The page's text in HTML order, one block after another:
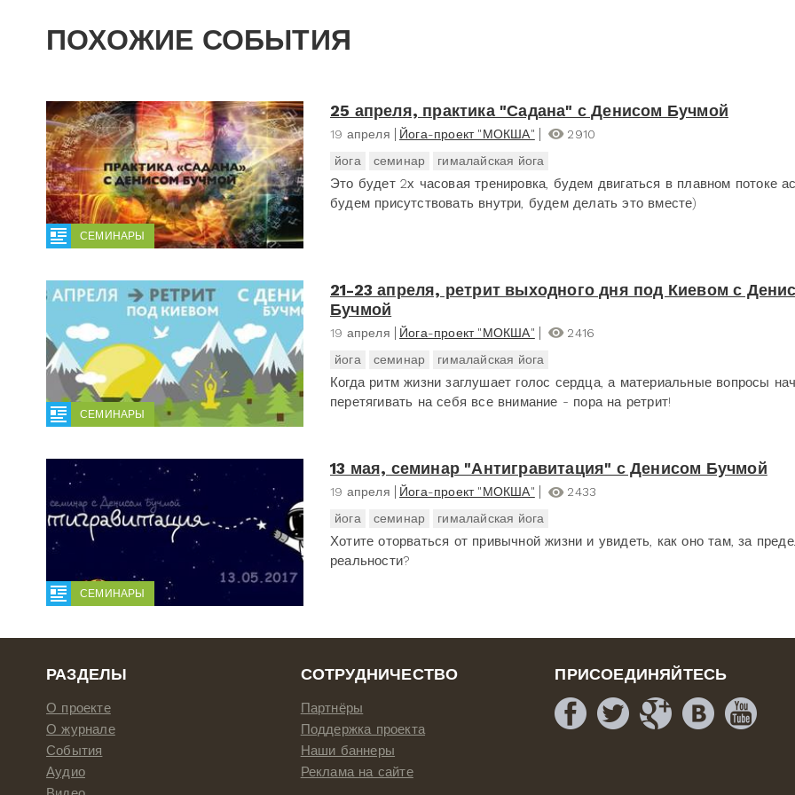
ПОХОЖИЕ СОБЫТИЯ
СЕМИНАРЫ
25 апреля, практика "Садана" с Денисом Бучмой
19 апреля Йога-проект "МОКША"
2910
йога
семинар гималайская йога
Это будет 2х часовая тренировка, будем двигаться в плавном потоке
будем присутствовать внутри, будем делать это вместе)
СЕМИНАРЫ
21-23 апреля, ретрит выходного дня под Киевом с
Бучмой
19 апреля Йога-проект "МОКША"
2416
йога
семинар гималайская йога
Когда ритм жизни заглушает голос сердца, а материальные вопросы
перетягивать на себя все внимание - пора на ретрит!
СЕМИНАРЫ
13 мая, семинар "Антигравитация" с Денисом Бучмой
19 апреля Йога-проект "МОКША"
2433
йога
семинар гималайская йога
Хотите оторваться от привычной жизни и увидеть, как оно там, за
реальности?
РАЗДЕЛЫ
О проекте
О журнале
События
Аудио
СОТРУДНИЧЕСТВО
Партнёры
Поддержка проекта
Наши баннеры
Реклама на сайте
ПРИСОЕДИНЯЙТЕСЬ